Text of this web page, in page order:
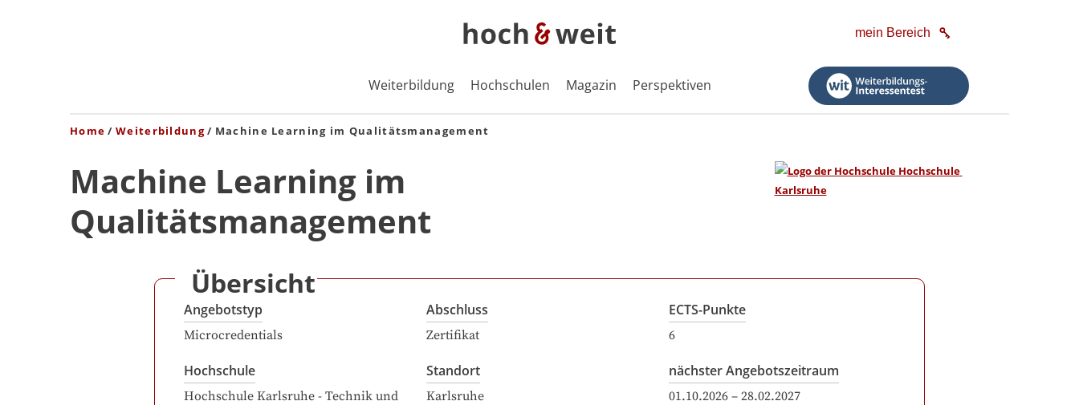
mein Bereich
Weiterbildung Hochschulen Magazin Perspektiven
Home Weiterbildung Machine Learning im Qualitätsmanagement
Machine Learning im
Qualitätsmanagement
Übersicht
Angebotstyp
Microcredentials
Abschluss
Zertifikat
ECTS-Punkte
6
Hochschule
Hochschule Karlsruhe - Technik und
Standort
Karlsruhe
nächster Angebotszeitraum
01.10.2026 – 28.02.2027